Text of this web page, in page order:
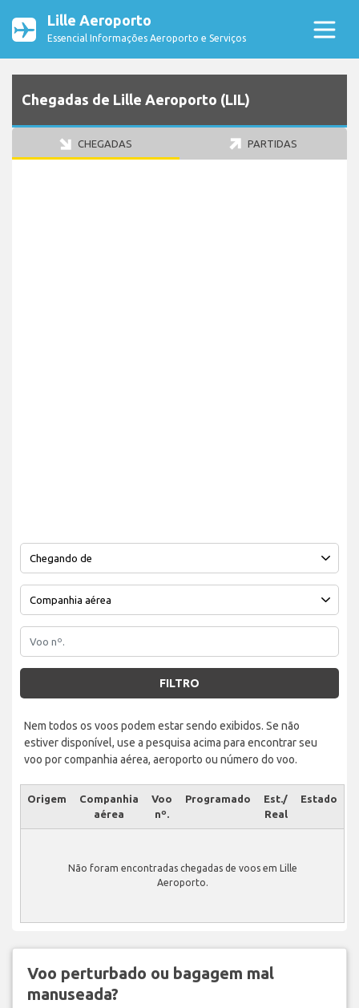
Lille Aeroporto
Essencial Informações Aeroporto e Serviços
Chegadas de Lille Aeroporto (LIL)
CHEGADAS PARTIDAS
FILTRO
Nem todos os voos podem estar sendo exibidos. Se não
estiver disponível, use a pesquisa acima para encontrar seu
voo por companhia aérea, aeroporto ou número do voo.
Origem
Companhia
aérea
Voo
nº.
Programado
Est./
Real
Estado
Não foram encontradas chegadas de voos em Lille
Aeroporto.
Voo perturbado ou bagagem mal
manuseada?